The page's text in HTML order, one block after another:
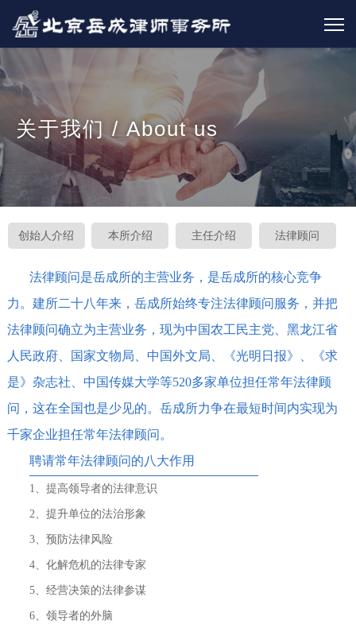
关于我们 / About us
创始人介绍 本所介绍 主任介绍 法律顾问
法律顾问是岳成所的主营业务，是岳成所的核心竞争
力。建所二十八年来，岳成所始终专注法律顾问服务，并把
法律顾问确立为主营业务，现为中国农工民主党、黑龙江省
人民政府、国家文物局、中国外文局、《光明日报》、《求
是》杂志社、中国传媒大学等520多家单位担任常年法律顾
问，这在全国也是少见的。岳成所力争在最短时间内实现为
千家企业担任常年法律顾问。
聘请常年法律顾问的八大作用
1、提高领导者的法律意识
2、提升单位的法治形象
3、预防法律风险
4、化解危机的法律专家
5、经营决策的法律参谋
6、领导者的外脑